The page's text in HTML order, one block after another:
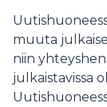
virtauksina.
seuduille
viikonlopun
muuta
niin
julkaistavissa